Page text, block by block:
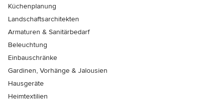
Küchenplanung
Landschaftsarchitekten
Armaturen & Sanitärbedarf
Beleuchtung
Einbauschränke
Gardinen, Vorhänge & Jalousien
Hausgeräte
Heimtextilien